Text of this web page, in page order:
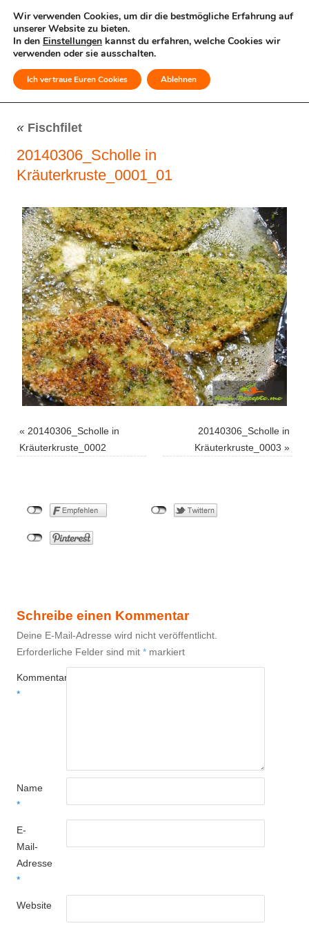
MENÜ
« Fischfilet
20140306_Scholle in
Kräuterkruste_0001_01
« 20140306_Scholle in
Kräuterkruste_0002
20140306_Scholle in
Kräuterkruste_0003 »
Schreibe einen Kommentar
Deine E-Mail-Adresse wird nicht veröffentlicht.
Erforderliche Felder sind mit * markiert
Kommentar
*
Name
*
E-
Mail-
Adresse
*
Website
Wir verwenden Cookies, um dir die bestmögliche Erfahrung auf
unserer Website zu bieten.
In den Einstellungen kannst du erfahren, welche Cookies wir
verwenden oder sie ausschalten.
Ich vertraue Euren Cookies Ablehnen